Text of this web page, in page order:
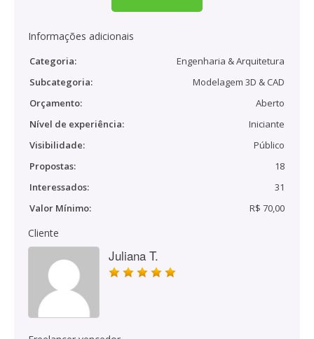
Informações adicionais
Categoria:
Engenharia & Arquitetura
Subcategoria:
Modelagem 3D & CAD
Orçamento:
Aberto
Nível de experiência:
Iniciante
Visibilidade:
Público
Propostas:
18
Interessados:
31
Valor Mínimo:
R$ 70,00
Cliente
Juliana T.